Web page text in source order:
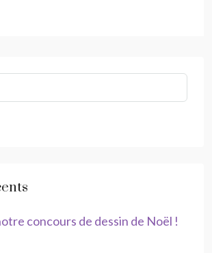
concours de dessin de Noël !